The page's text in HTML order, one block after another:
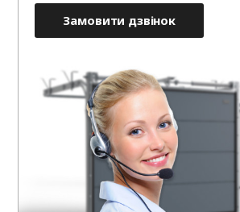
Замовити дзвінок